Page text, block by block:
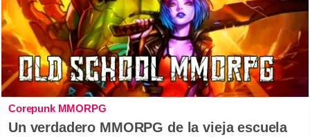
Corepunk MMORPG
Un verdadero MMORPG de la vieja escuela